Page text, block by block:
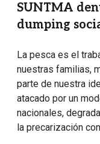
SUNTMA
dumping
La pesca es el
nuestras familias,
parte de nuestra
atacado por un
nacionales,
la precarización